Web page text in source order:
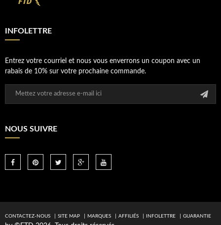
INFOLETTRE
Entrez votre courriel et nous vous enverrons un coupon avec un
rabais de 10% sur votre prochaine commande.
NOUS SUIVRE
CONTACTEZ-NOUS SITE MAP MARQUES AFFILIÉS INFOLETTRE GUARANTIE